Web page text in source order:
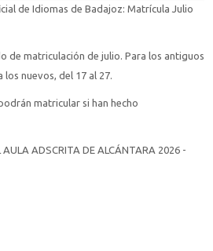
de Idiomas de Badajoz: Matrícula Julio
de matriculación de julio. Para los antiguos
los nuevos, del 17 al 27.
matricular si han hecho
AULA ADSCRITA DE ALCÁNTARA 2026 -